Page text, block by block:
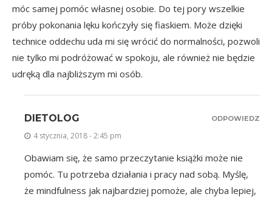
móc samej pomóc własnej osobie. Do tej pory wszelkie
próby pokonania lęku kończyły się fiaskiem. Może dzięki
technice oddechu uda mi się wrócić do normalności, pozwoli
nie tylko mi podróżować w spokoju, ale również nie będzie
udręką dla najbliższym mi osób.
DIETOLOG
4 stycznia, 2018 - 2:45 pm
Obawiam się, że samo przeczytanie książki może nie
pomóc. Tu potrzeba działania i pracy nad sobą. Myślę,
że mindfulness jak najbardziej pomoże, ale chyba lepiej,
ODPOWIEDZ